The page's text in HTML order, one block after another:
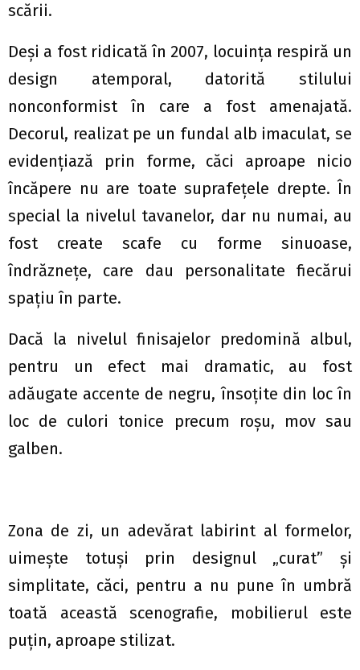
scării.
Deși a fost ridicată în 2007, locuinţa respiră un
design atemporal, datorită stilului
nonconformist în care a fost amenajată.
Decorul, realizat pe un fundal alb imaculat, se
evidențiază prin forme, căci aproape nicio
încăpere nu are toate suprafețele drepte. În
special la nivelul tavanelor, dar nu numai, au
fost create scafe cu forme sinuoase,
îndrăznețe, care dau personalitate fiecărui
spațiu în parte.
Dacă la nivelul finisajelor predomină albul,
pentru un efect mai dramatic, au fost
adăugate accente de negru, însoțite din loc în
loc de culori tonice precum roșu, mov sau
galben.
Zona de zi, un adevărat labirint al formelor,
uimește totuși prin designul „curat” şi
simplitate, căci, pentru a nu pune în umbră
toată această scenografie, mobilierul este
puțin, aproape stilizat.